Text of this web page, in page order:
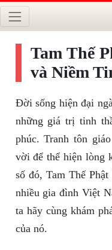
Tam Thế
và Niềm
Đời sống hiện đại
những giá trị tinh
phúc. Tranh tôn
vời để thể hiện lòng
số đó, Tam Thế
nhiều gia đình Việt
ta hãy cùng khám
của nó.